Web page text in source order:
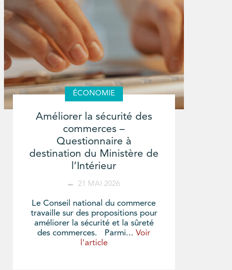
ÉCONOMIE
Améliorer la sécurité des
commerces –
Questionnaire à
destination du Ministère de
l’Intérieur
21 MAI 2026
Le Conseil national du commerce
travaille sur des propositions pour
améliorer la sécurité et la sûreté
des commerces. Parmi...Voir
l'article